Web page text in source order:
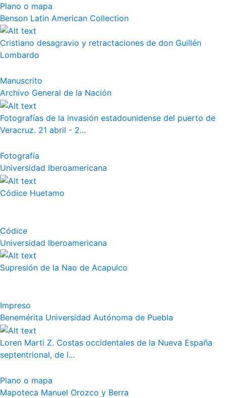
Plano o mapa
Benson Latin American Collection
Cristiano desagravio y retractaciones de don Guillén
Lombardo
Manuscrito
Archivo General de la Nación
Fotografías de la invasión estadounidense del puerto de
Veracruz. 21 abril - 2...
Fotografía
Universidad Iberoamericana
Códice Huetamo
Códice
Universidad Iberoamericana
Supresión de la Nao de Acapulco
Impreso
Benemérita Universidad Autónoma de Puebla
Loren Marti Z. Costas occidentales de la Nueva España
septentrional, de l...
Plano o mapa
Mapoteca Manuel Orozco y Berra